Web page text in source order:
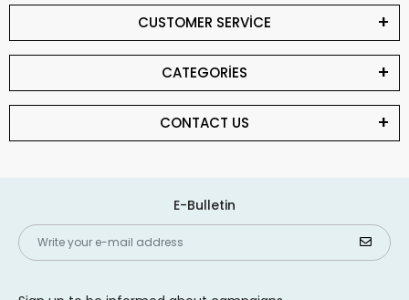
CUSTOMER SERVİCE
CATEGORİES
CONTACT US
E-Bulletin